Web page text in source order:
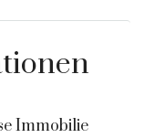
Immobilie